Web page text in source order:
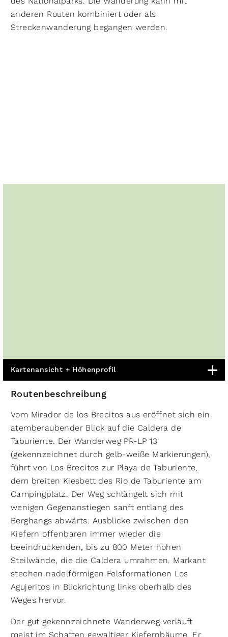
anderen Routen kombiniert oder als
Streckenwanderung begangen werden.
Kartenansicht + Höhenprofil
Routenbeschreibung
Vom Mirador de los Brecitos aus eröffnet sich ein
atemberaubender Blick auf die Caldera de
Taburiente. Der Wanderweg PR-LP 13
(gekennzeichnet durch gelb-weiße Markierungen),
führt von Los Brecitos zur Playa de Taburiente,
dem breiten Kiesbett des Rio de Taburiente am
Campingplatz. Der Weg schlängelt sich mit
wenigen Gegenanstiegen sanft entlang des
Berghangs abwärts. Ausblicke zwischen den
Kiefern offenbaren immer wieder die
beeindruckenden, bis zu 800 Meter hohen
Steilwände, die die Caldera umrahmen. Markant
stechen nadelförmigen Felsformationen Los
Agujeritos in Blickrichtung links oberhalb des
Weges hervor.
Der gut gekennzeichnete Wanderweg verläuft
meist im Schatten gewaltiger Kiefernbäume. Er